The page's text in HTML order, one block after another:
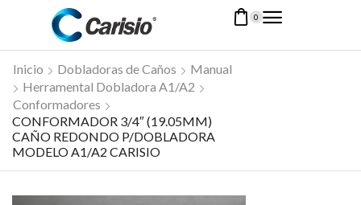
0
Inicio Dobladoras de Caños
Manual
Herramental Dobladora A1/A2
Conformadores
CONFORMADOR 3/4″ (19.05MM)
CAÑO REDONDO P/DOBLADORA
MODELO A1/A2 CARISIO